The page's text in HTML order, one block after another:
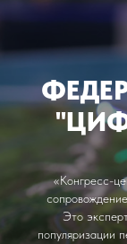
«Конгресс-
Это
популяризации